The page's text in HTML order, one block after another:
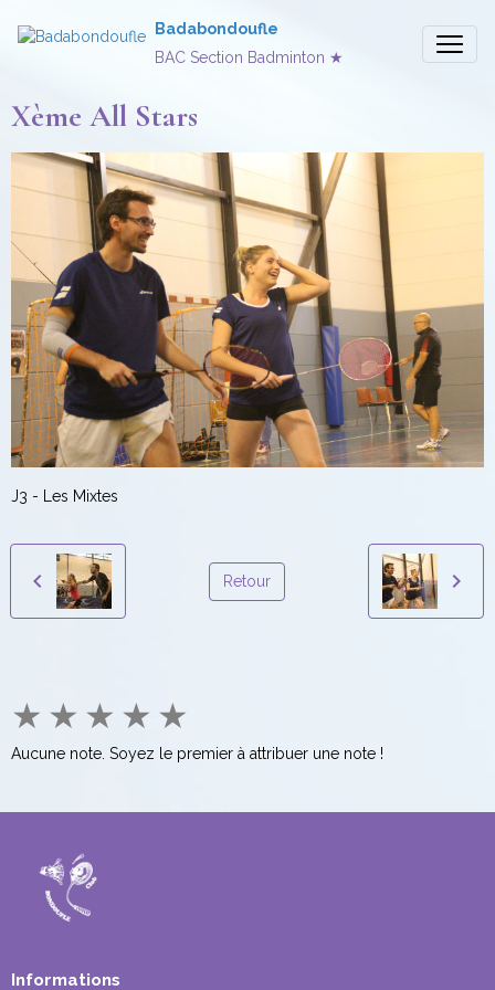
Badabondoufle
BAC Section Badminton ★
Xème All Stars
J3 - Les Mixtes
Retour
★ ★ ★ ★ ★
Aucune note. Soyez le premier à attribuer une note !
Informations